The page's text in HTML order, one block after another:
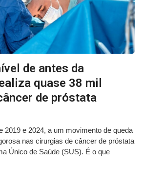
de antes da
quase 38 mil
de próstata
2019 e 2024, a um movimento de queda
nas cirurgias de câncer de próstata
Único de Saúde (SUS). É o que